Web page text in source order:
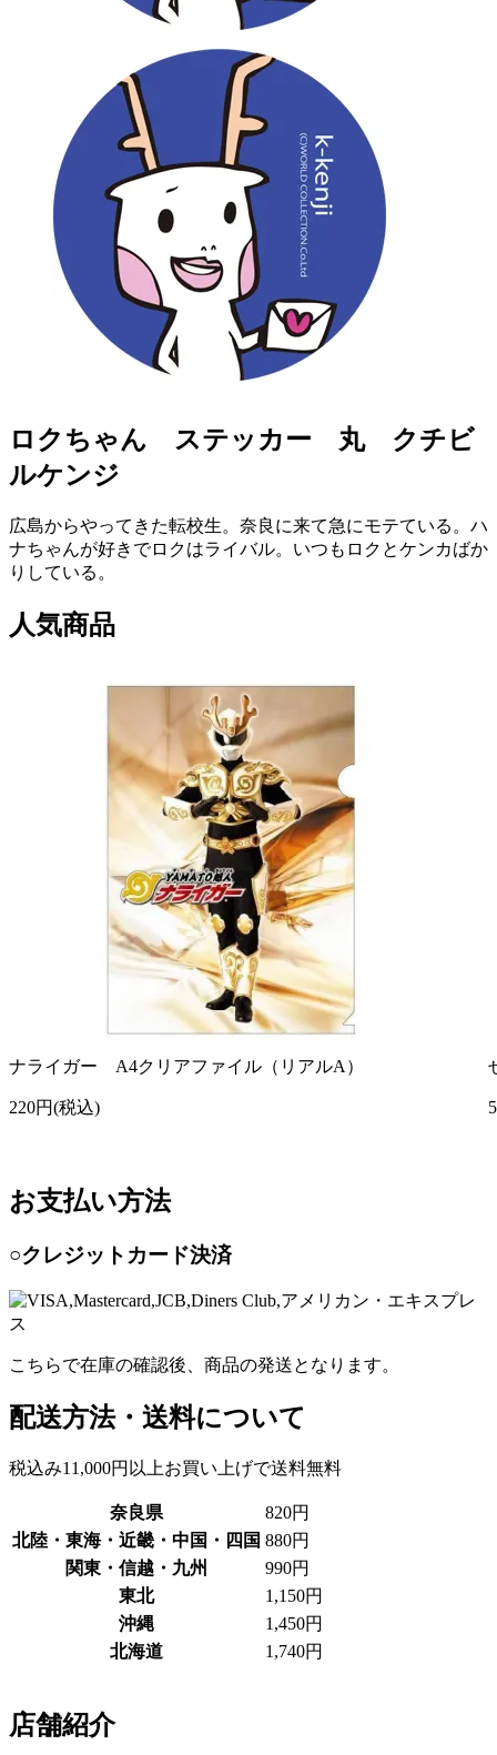
ロクちゃん ステッカー 丸 クチビ
ルケンジ
広島からやってきた転校生。奈良に来て急にモテている。ハ
ナちゃんが好きでロクはライバル。いつもロクとケンカばか
りしている。
人気商品
ナライガー A4クリアファイル（リアルA）
220円(税込)
お支払い方法
○クレジットカード決済
こちらで在庫の確認後、商品の発送となります。
配送方法・送料について
税込み11,000円以上お買い上げで送料無料
奈良県
820円
北陸・東海・近畿・中国・四国 880円
関東・信越・九州
990円
東北
1,150円
沖縄
1,450円
北海道
1,740円
店舗紹介